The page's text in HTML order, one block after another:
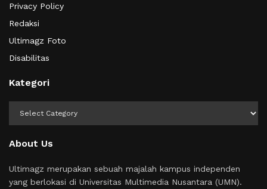
Privacy Policy
Redaksi
Ultimagz Foto
Disabilitas
Kategori
About Us
Ultimagz merupakan sebuah majalah kampus independen
yang berlokasi di Universitas Multimedia Nusantara (UMN).